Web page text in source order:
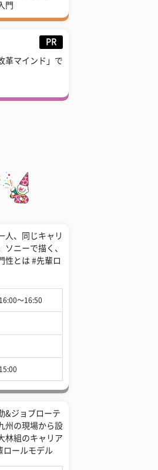
門
PR
革マインド」で
人、同じキャリ
ソニーで描く、
性とは #先輩ロ
〜16:50
&ジョブローテ
州の現場から設
林組のキャリア
ロールモデル